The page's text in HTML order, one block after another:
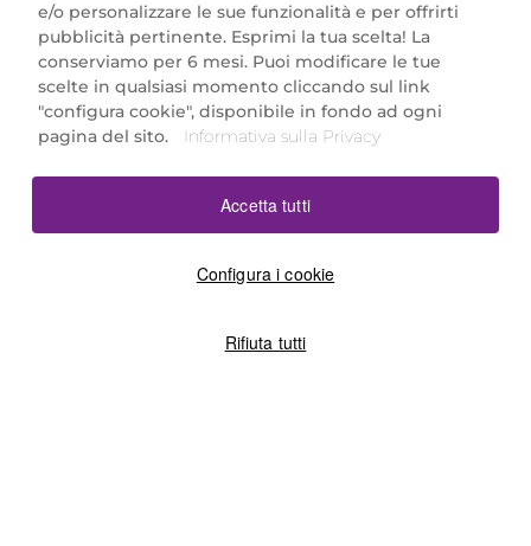
Marionnaud Parfumeries Italia S.r.l.
Largo Fiera Milano 5, 20017 Rho (MI)
REA Milano 1650024 con P.IVA 13425220152.
SCARICA LA NOSTRA APP
e/o personalizzare le sue funzionalità e per offrirti
pubblicità pertinente. Esprimi la tua scelta! La
conserviamo per 6 mesi. Puoi modificare le tue
scelte in qualsiasi momento cliccando sul link
"configura cookie", disponibile in fondo ad ogni
pagina del sito.
Informativa sulla Privacy
Configura i cookie
Rifiuta tutti
Accetta tutti